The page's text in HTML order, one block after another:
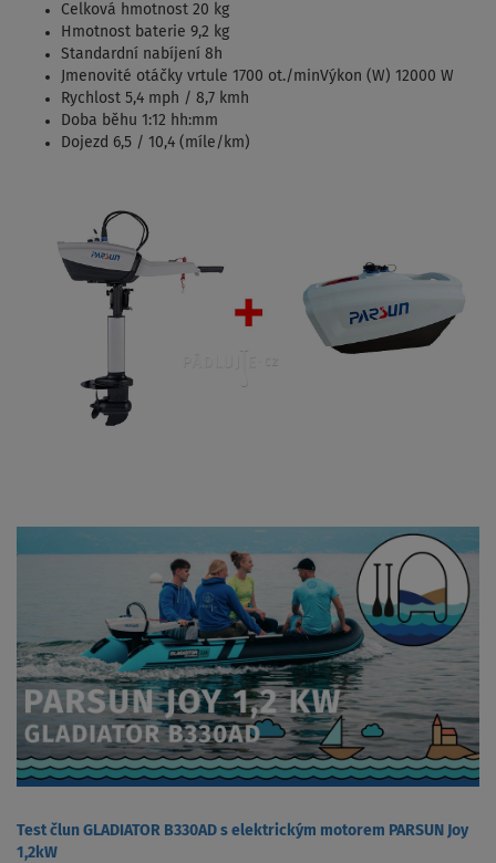
Celková hmotnost 20 kg
Hmotnost baterie 9,2 kg
Standardní nabíjení 8h
Jmenovité otáčky vrtule 1700 ot./minVýkon (W) 12000 W
Rychlost 5,4 mph / 8,7 kmh
Doba běhu 1:12 hh:mm
Dojezd 6,5 / 10,4 (míle/km)
Test člun GLADIATOR B330AD s elektrickým motorem PARSUN Joy
1,2kW